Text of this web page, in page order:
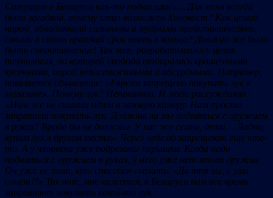
Ситуация в Беларуси как-то подкосилась… Для меня всегда
было загадкой, почему стал возможен Холокост? Как целый
народ, обладающий сильными и мудрыми представителями,
смогли в столь краткий срок взять в кольцо? Должно же было
быть сопротивление! Так вот, разрабатывалась целая
технология, по которой свобода отбиралась крошечными
кусочками, порой непостижимыми и абсурдными. Например,
появляется объявление: «Евреям запрещено покупать лук в
магазине». Почему лук? Непонятно. И люди рассуждают:
«Нам же не сказали идти в газовую камеру. Нам просто
запретили покупать лук. Должны ли мы подняться с оружием
в руках? Вроде бы не должны. У нас же семьи, дети… Ладно,
купим лук в другом месте». Через неделю запрещают еще что-
то. А у человека уже подрезаны перышки. Когда надо
подняться с оружием в руках, у него уже нет этого оружия.
Он уже не тот, кто способен сказать: «Да что вы, с ума
сошли?!» Так вот, мне кажется, в Беларуси нам все время
запрещают покупать какой-то лук.